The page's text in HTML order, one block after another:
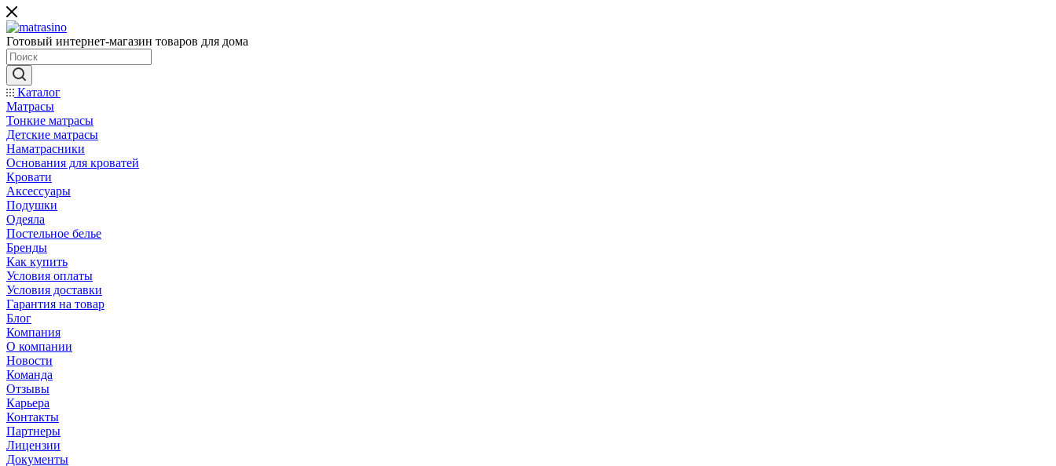
Готовый интернет-магазин товаров для дома
Каталог
Матрасы
Тонкие матрасы
Детские матрасы
Наматрасники
Основания для кроватей
Кровати
Аксессуары
Подушки
Одеяла
Постельное белье
Бренды
Как купить
Условия оплаты
Условия доставки
Гарантия на товар
Блог
Компания
О компании
Новости
Команда
Отзывы
Карьера
Контакты
Партнеры
Лицензии
Документы